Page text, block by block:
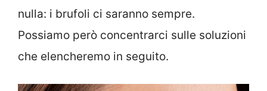
nulla: i brufoli ci saranno sempre.
Possiamo però concentrarci sulle soluzioni
che elencheremo in seguito.